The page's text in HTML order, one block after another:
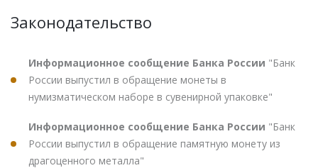
Законодательство
Информационное сообщение Банка России "Банк
России выпустил в обращение монеты в
нумизматическом наборе в сувенирной упаковке"
Информационное сообщение Банка России "Банк
России выпустил в обращение памятную монету из
драгоценного металла"